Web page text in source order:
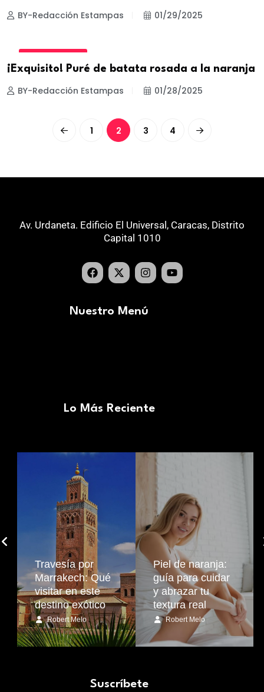
BY-Redacción Estampas 01/29/2025
¡Exquisito! Puré de batata rosada a la naranja
BY-Redacción Estampas 01/28/2025
1 2 3 4
Av. Urdaneta. Edificio El Universal, Caracas, Distrito
Capital 1010
Nuestro Menú
Lo Más Reciente
Travesía por
Marrakech: Qué
visitar en este
destino exótico
Robert Melo
Piel de naranja:
guía para cuidar
y abrazar tu
textura real
Robert Melo
Suscríbete